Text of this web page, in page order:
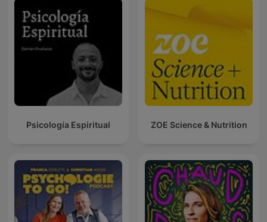
Psicología Espiritual ZOE Science & Nutrition